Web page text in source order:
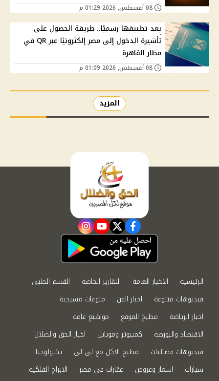
بعد تطبيقها رسميًا.. طريقة الحصول على
تأشيرة الدخول إلى مصر إلكترونيًا عبر QR في
مطار القاهرة
المزيد
facebook
twitter
youtube
instagram
الرئيسية الاخبار العامة التقارير الخاصة
القسم الطبي
فيديوهات متنوعة
اخبار الفن
منوعات مسيحية
اخبار الرياضة
مطبخ الموقع
مواضيع عامة
الاقتصاد والبورصة
كمبيوتر وموبايل
اخبار الحق والضلال
فيديوهات فضائيات
مطبخ الاكل مع لى لى
تكنولوجيا
سيارات
اسعار وعروض عقارات في مصر
الابراج الفلكية